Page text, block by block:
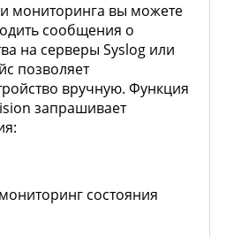
мониторинга вы можете
сообщения о
на серверы Syslog или
позволяет
вручную. Функция
запрашивает
состояния